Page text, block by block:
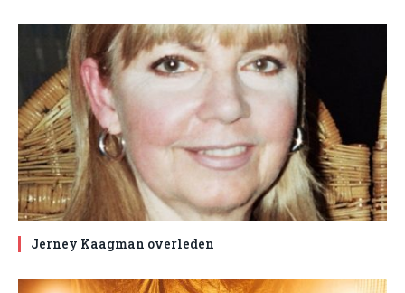
Jerney Kaagman overleden